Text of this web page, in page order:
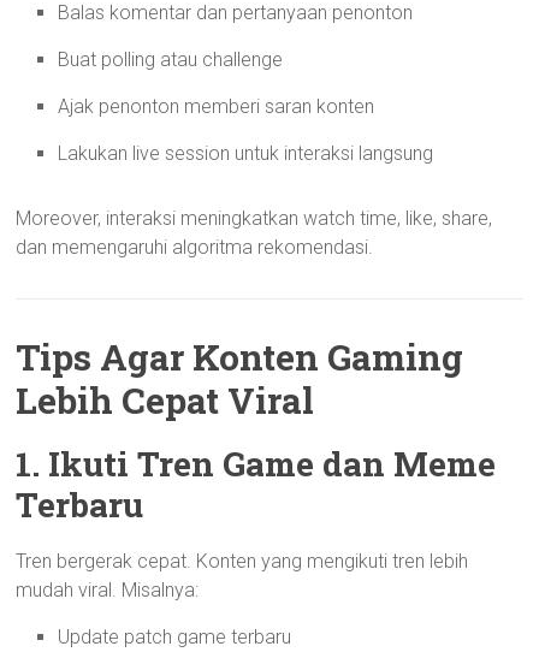
Balas komentar dan pertanyaan penonton
Buat polling atau challenge
Ajak penonton memberi saran konten
Lakukan live session untuk interaksi langsung
Moreover, interaksi meningkatkan watch time, like, share,
dan memengaruhi algoritma rekomendasi.
Tips Agar Konten Gaming
Lebih Cepat Viral
1. Ikuti Tren Game dan Meme
Terbaru
Tren bergerak cepat. Konten yang mengikuti tren lebih
mudah viral. Misalnya:
Update patch game terbaru